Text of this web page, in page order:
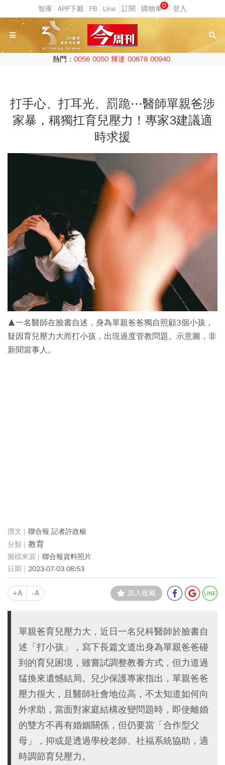
0
熱門： 0056 0050 輝達 00878 00940
打手心、打耳光、罰跪⋯醫師單親爸涉
家暴，稱獨扛育兒壓力！專家3建議適
時求援
▲一名醫師在臉書自述，身為單親爸爸獨自照顧3個小孩，
疑因育兒壓力大而打小孩，出現過度管教問題。示意圖，非
新聞當事人。
聯合報 記者許政榆
教育
聯合報資料照片
2023-07-03 08:53
+A -A 加入收藏
單親爸育兒壓力大，近日一名兒科醫師於臉書自
述「打小孩」，寫下長篇文道出身為單親爸爸碰
到的育兒困境，雖嘗試調整教養方式，但力道過
猛換來遺憾結局。兒少保護專家指出，單親爸爸
壓力很大，且醫師社會地位高，不太知道如何向
外求助，當面對家庭結構改變問題時，即使離婚
的雙方不再有婚姻關係，但仍要當「合作型父
母」，抑或是透過學校老師、社福系統協助，適
時調節育兒壓力。